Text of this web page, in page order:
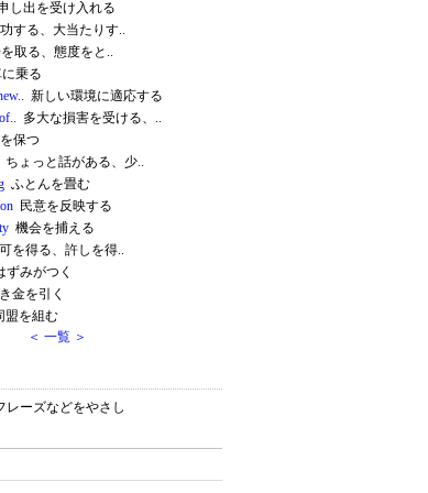
し出を受け入れる
する、大当たりす..
取る、態度をと..
乗る
新しい環境に適応する
多大な損害を受ける、..
保つ
ちょっと話がある、少..
ふとんを畳む
民意を反映する
機会を捕える
を得る、許しを得..
ずみがつく
金を引く
盟を組む
＜ 一覧 ＞
レーズなどをやさし